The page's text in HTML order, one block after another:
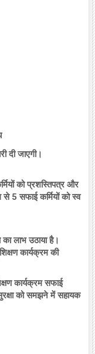
दी जाएगी।
को प्रशस्तिपत्र और
से 5 सफाई कर्मियों को स्व
लाभ उठाया है।
कार्यक्रम की
कार्यक्रम सफाई
को समझने में सहायक